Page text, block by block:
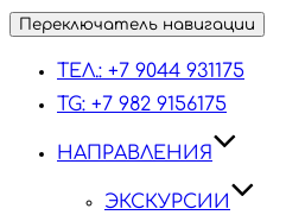
Переключатель навигации
ТЕЛ.: +7 9044 931175
TG: +7 982 9156175
НАПРАВЛЕНИЯ
ЭКСКУРСИИ